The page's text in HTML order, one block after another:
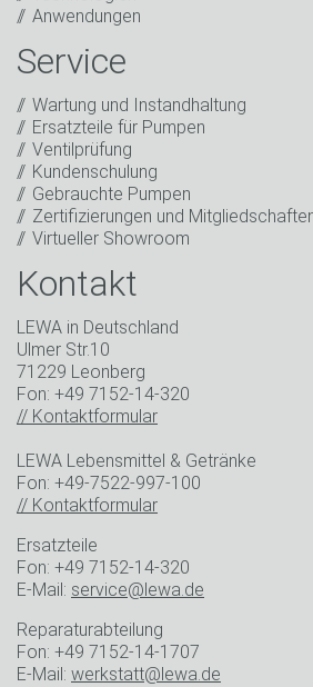
unseres Newsletters sowie
über neue Produkte, Neuigkeiten
Werbeaktionen, Einladungen zu
* Pflichtfeld
Anwendungen
Service
Wartung und Instandhaltung
Ersatzteile für Pumpen
Ventilprüfung
Kundenschulung
Gebrauchte Pumpen
Zertifizierungen und
Virtueller Showroom
Kontakt
LEWA in Deutschland
Ulmer Str.10
71229 Leonberg
Fon: +49 7152-14-320
// Kontaktformular
LEWA Lebensmittel & Getränke
Fon: +49-7522-997-100
// Kontaktformular
Ersatzteile
Fon: +49 7152-14-320
E-Mail: service@lewa.de
Reparaturabteilung
Fon: +49 7152-14-1707
E-Mail: werkstatt@lewa.de